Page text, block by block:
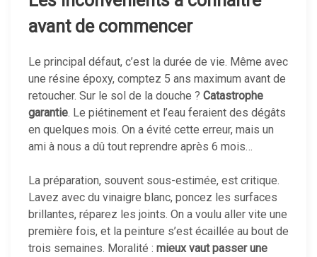
avant de commencer
Le principal défaut, c’est la durée de vie. Même avec
une résine époxy, comptez 5 ans maximum avant de
retoucher. Sur le sol de la douche ? Catastrophe
garantie. Le piétinement et l’eau feraient des dégâts
en quelques mois. On a évité cette erreur, mais un
ami à nous a dû tout reprendre après 6 mois…
La préparation, souvent sous-estimée, est critique.
Lavez avec du vinaigre blanc, poncez les surfaces
brillantes, réparez les joints. On a voulu aller vite une
première fois, et la peinture s’est écaillée au bout de
trois semaines. Moralité : mieux vaut passer une